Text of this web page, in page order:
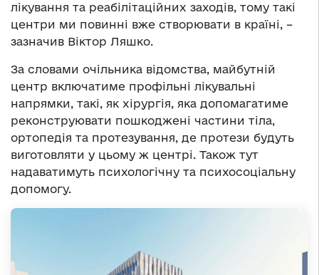
лікування та реабілітаційних заходів, тому такі
центри ми повинні вже створювати в країні, –
зазначив Віктор Ляшко.
За словами очільника відомства, майбутній
центр включатиме профільні лікувальні
напрямки, такі, як хірургія, яка допомагатиме
реконструювати пошкоджені частини тіла,
ортопедія та протезування, де протези будуть
виготовляти у цьому ж центрі. Також тут
надаватимуть психологічну та психосоціальну
допомогу.